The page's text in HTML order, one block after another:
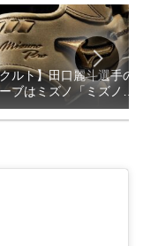
ルト】田口麗斗選手の
ブはミズノ「ミズノプ